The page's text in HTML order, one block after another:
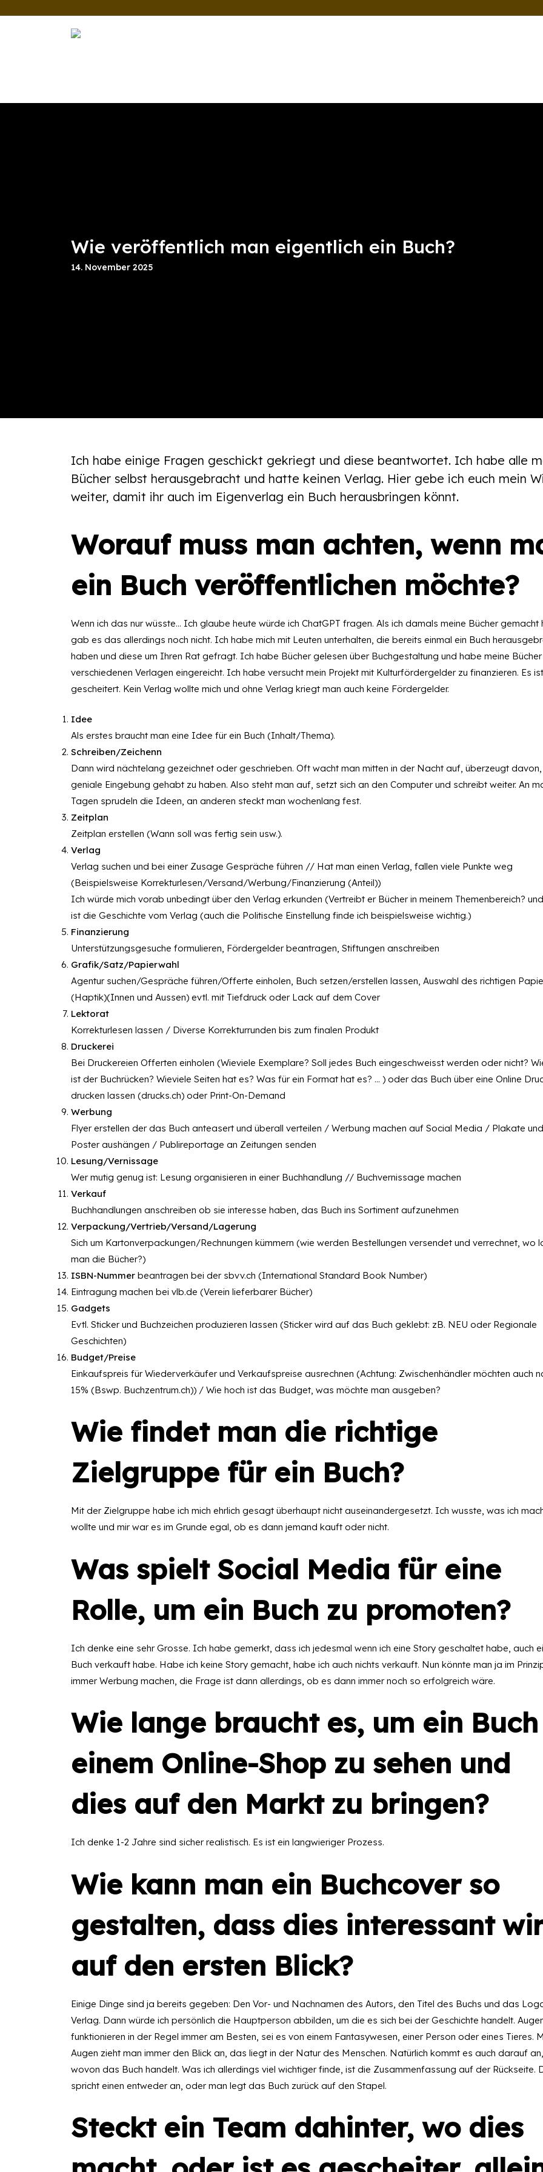
Inhalt
Wie veröffentlich man eigentlich ein Buch?
14. November 2025
Ich habe einige Fragen geschickt gekriegt und diese beantwortet. Ich habe alle
Bücher selbst herausgebracht und hatte keinen Verlag. Hier gebe ich euch mein
weiter, damit ihr auch im Eigenverlag ein Buch herausbringen könnt.
Worauf muss man achten, wenn
ein Buch veröffentlichen möchte?
Wenn ich das nur wüsste… Ich glaube heute würde ich ChatGPT fragen. Als ich damals meine Bücher gemacht
gab es das allerdings noch nicht. Ich habe mich mit Leuten unterhalten, die bereits einmal ein Buch
haben und diese um Ihren Rat gefragt. Ich habe Bücher gelesen über Buchgestaltung und habe meine
verschiedenen Verlagen eingereicht. Ich habe versucht mein Projekt mit Kulturfördergelder zu finanzieren. Es
gescheitert. Kein Verlag wollte mich und ohne Verlag kriegt man auch keine Fördergelder.
Idee
Als erstes braucht man eine Idee für ein Buch (Inhalt/Thema).
Schreiben/Zeichenn
Dann wird nächtelang gezeichnet oder geschrieben. Oft wacht man mitten in der Nacht auf, überzeugt davon,
geniale Eingebung gehabt zu haben. Also steht man auf, setzt sich an den Computer und schreibt weiter. An
Tagen sprudeln die Ideen, an anderen steckt man wochenlang fest.
Zeitplan
Zeitplan erstellen (Wann soll was fertig sein usw.).
Verlag
Verlag suchen und bei einer Zusage Gespräche führen // Hat man einen Verlag, fallen viele Punkte weg
(Beispielsweise Korrekturlesen/Versand/Werbung/Finanzierung (Anteil))
Ich würde mich vorab unbedingt über den Verlag erkunden (Vertreibt er Bücher in meinem Themenbereich?
ist die Geschichte vom Verlag (auch die Politische Einstellung finde ich beispielsweise wichtig.)
Finanzierung
Unterstützungsgesuche formulieren, Fördergelder beantragen, Stiftungen anschreiben
Grafik/Satz/Papierwahl
Agentur suchen/Gespräche führen/Offerte einholen, Buch setzen/erstellen lassen, Auswahl des richtigen
(Haptik)(Innen und Aussen) evtl. mit Tiefdruck oder Lack auf dem Cover
Lektorat
Korrekturlesen lassen / Diverse Korrekturrunden bis zum finalen Produkt
Druckerei
Bei Druckereien Offerten einholen (Wieviele Exemplare? Soll jedes Buch eingeschweisst werden oder nicht?
ist der Buchrücken? Wieviele Seiten hat es? Was für ein Format hat es? … ) oder das Buch über eine Online
drucken lassen (drucks.ch) oder Print-On-Demand
Werbung
Flyer erstellen der das Buch anteasert und überall verteilen / Werbung machen auf Social Media / Plakate und
Poster aushängen / Publireportage an Zeitungen senden
Lesung/Vernissage
Wer mutig genug ist: Lesung organisieren in einer Buchhandlung // Buchvernissage machen
Verkauf
Buchhandlungen anschreiben ob sie interesse haben, das Buch ins Sortiment aufzunehmen
Verpackung/Vertrieb/Versand/Lagerung
Sich um Kartonverpackungen/Rechnungen kümmern (wie werden Bestellungen versendet und verrechnet, wo
man die Bücher?)
ISBN-Nummer beantragen bei der sbvv.ch (International Standard Book Number)
Eintragung machen bei vlb.de (Verein lieferbarer Bücher)
Gadgets
Evtl. Sticker und Buchzeichen produzieren lassen (Sticker wird auf das Buch geklebt: zB. NEU oder Regionale
Geschichten)
Budget/Preise
Einkaufspreis für Wiederverkäufer und Verkaufspreise ausrechnen (Achtung: Zwischenhändler möchten auch
15% (Bswp. Buchzentrum.ch)) / Wie hoch ist das Budget, was möchte man ausgeben?
Wie findet man die richtige
Zielgruppe für ein Buch?
Mit der Zielgruppe habe ich mich ehrlich gesagt überhaupt nicht auseinandergesetzt. Ich wusste, was ich
wollte und mir war es im Grunde egal, ob es dann jemand kauft oder nicht.
Was spielt Social Media für eine
Rolle, um ein Buch zu promoten?
Ich denke eine sehr Grosse. Ich habe gemerkt, dass ich jedesmal wenn ich eine Story geschaltet habe, auch
Buch verkauft habe. Habe ich keine Story gemacht, habe ich auch nichts verkauft. Nun könnte man ja im
immer Werbung machen, die Frage ist dann allerdings, ob es dann immer noch so erfolgreich wäre.
Wie lange braucht es, um ein
einem Online-Shop zu sehen und
dies auf den Markt zu bringen?
Ich denke 1-2 Jahre sind sicher realistisch. Es ist ein langwieriger Prozess.
Wie kann man ein Buchcover so
gestalten, dass dies interessant
auf den ersten Blick?
Einige Dinge sind ja bereits gegeben: Den Vor- und Nachnamen des Autors, den Titel des Buchs und das
Verlag. Dann würde ich persönlich die Hauptperson abbilden, um die es sich bei der Geschichte handelt.
funktionieren in der Regel immer am Besten, sei es von einem Fantasywesen, einer Person oder eines Tieres.
Augen zieht man immer den Blick an, das liegt in der Natur des Menschen. Natürlich kommt es auch darauf an,
wovon das Buch handelt. Was ich allerdings viel wichtiger finde, ist die Zusammenfassung auf der Rückseite.
spricht einen entweder an, oder man legt das Buch zurück auf den Stapel.
Steckt ein Team dahinter, wo dies